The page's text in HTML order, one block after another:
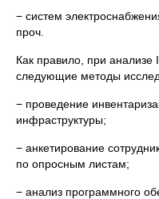
− систем
проч.
Как правило, при
следующие методы
− проведение
инфраструктуры;
− анкетирование
по опросным листам;
− анализ программного